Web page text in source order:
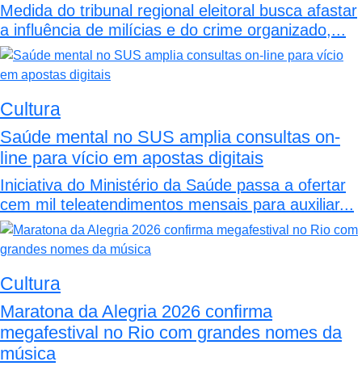
Medida do tribunal regional eleitoral busca afastar
a influência de milícias e do crime organizado,...
Cultura
Saúde mental no SUS amplia consultas on-
line para vício em apostas digitais
Iniciativa do Ministério da Saúde passa a ofertar
cem mil teleatendimentos mensais para auxiliar...
Cultura
Maratona da Alegria 2026 confirma
megafestival no Rio com grandes nomes da
música